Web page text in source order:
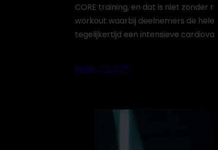
CORE training, en dat is niet zonder
workout waarbij deelnemers de
tegelijkertijd een intensieve
Bekijk XCORE®